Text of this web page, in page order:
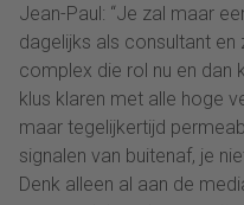
Jean-Paul: “Je zal maar
dagelijks als consultant
complex die rol nu en dan
klus klaren met alle hoge
maar tegelijkertijd
signalen van buitenaf, je
Denk alleen al aan de